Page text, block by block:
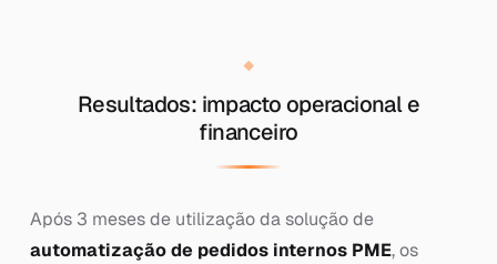
Resultados: impacto operacional e
financeiro
Após 3 meses de utilização da solução de
automatização de pedidos internos PME, os